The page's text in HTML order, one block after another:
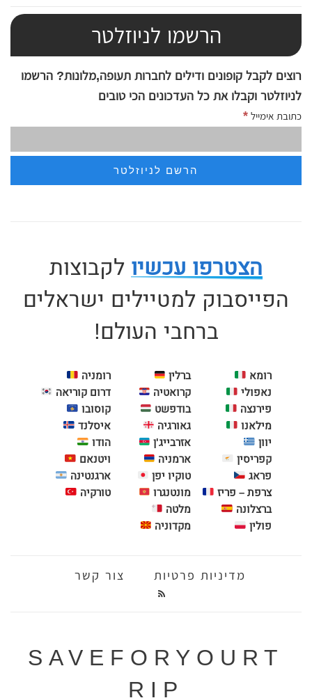
הרשמו לניוזלטר
רוצים לקבל קופונים ודילים לחברות תעופה,מלונות? הרשמו
לניוזלטר וקבלו את כל העדכונים הכי טובים
כתובת אימייל *
הצטרפו עכשיו לקבוצות
הפייסבוק למטיילים ישראלים
ברחבי העולם!
רומא
נאפולי
פירנצה
מילאנו
יוון
קפריסין
פראג
צרפת – פריז
ברצלונה
פולין
ברלין
קרואטיה
בודפשט
גאורגיה
אזרבייג'ן
ארמניה
טוקיו יפן
מונטנגרו
מלטה
מקדוניה
רומניה
דרום קוריאה
קוסובו
איסלנד
הודו
ויטנאם
ארגנטינה
טורקיה
מדיניות פרטיות צור קשר
SAVEFORYOURT
RIP